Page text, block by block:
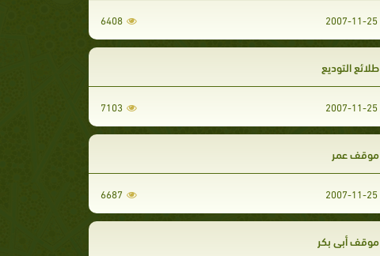
2007-11-25
6408
طلائع التوديع‏
2007-11-25
7103
موقف عمر‏
2007-11-25
6687
موقف أبي بكر‏‏